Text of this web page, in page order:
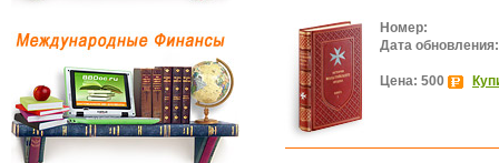
Номер:
Дата обновления:
Цена: 500